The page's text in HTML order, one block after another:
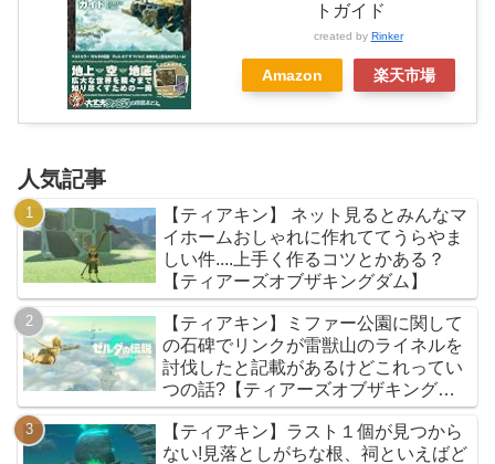
トガイド
created by Rinker
Amazon 楽天市場
人気記事
【ティアキン】 ネット見るとみんなマ
イホームおしゃれに作れててうらやま
しい件....上手く作るコツとかある？
【ティアーズオブザキングダム】
【ティアキン】ミファー公園に関して
の石碑でリンクが雷獣山のライネルを
討伐したと記載があるけどこれってい
つの話?【ティアーズオブザキングダ
ム】
【ティアキン】ラスト１個が見つから
ない!見落としがちな根、祠といえばど